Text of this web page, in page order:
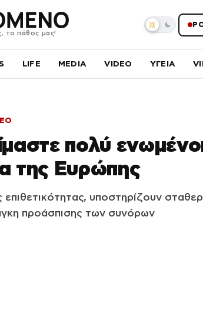
το πάθος μας!
LIFE MEDIA VIDEO ΥΓΕΙΑ
πολύ
της Ευρώπης
υποστηρίζουν
προάσπισης των συνόρων